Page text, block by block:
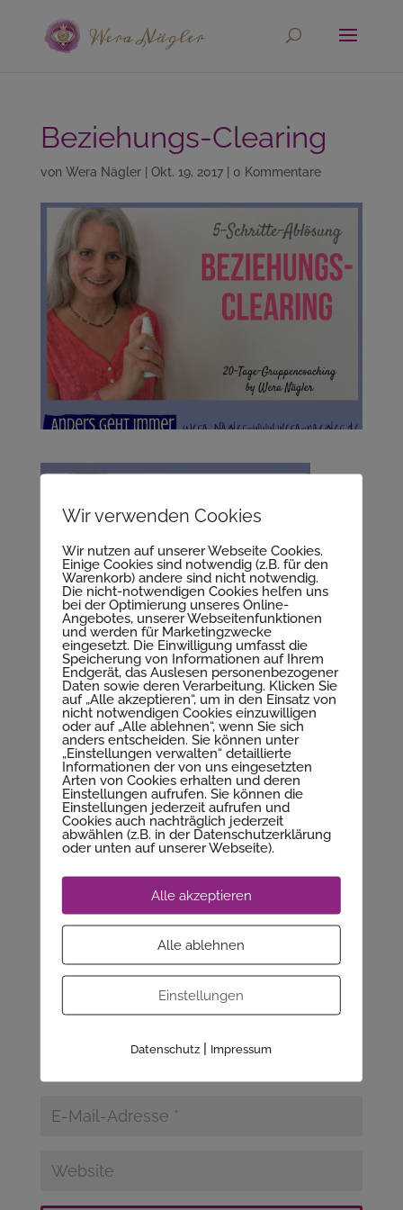
Beziehungs-Clearing
von Wera Nägler| Okt. 19, 2017| 0 Kommentare
Beziehungs-Clearing
Kommentar absenden
Deine E-Mail-Adresse wird nicht veröffentlicht.
Erforderliche Felder sind mit*markiert
Wir verwenden Cookies
Wir nutzen auf unserer Webseite Cookies.
Einige Cookies sind notwendig (z.B. für den
Warenkorb) andere sind nicht notwendig.
Die nicht-notwendigen Cookies helfen uns
bei der Optimierung unseres Online-
Angebotes, unserer Webseitenfunktionen
und werden für Marketingzwecke
eingesetzt. Die Einwilligung umfasst die
Speicherung von Informationen auf Ihrem
Endgerät, das Auslesen personenbezogener
Daten sowie deren Verarbeitung. Klicken Sie
auf „Alle akzeptieren“, um in den Einsatz von
nicht notwendigen Cookies einzuwilligen
oder auf „Alle ablehnen“, wenn Sie sich
anders entscheiden. Sie können unter
„Einstellungen verwalten“ detaillierte
Informationen der von uns eingesetzten
Arten von Cookies erhalten und deren
Einstellungen aufrufen. Sie können die
Einstellungen jederzeit aufrufen und
Cookies auch nachträglich jederzeit
abwählen (z.B. in der Datenschutzerklärung
oder unten auf unserer Webseite).
Alle akzeptieren
Alle ablehnen
Einstellungen
Datenschutz | Impressum